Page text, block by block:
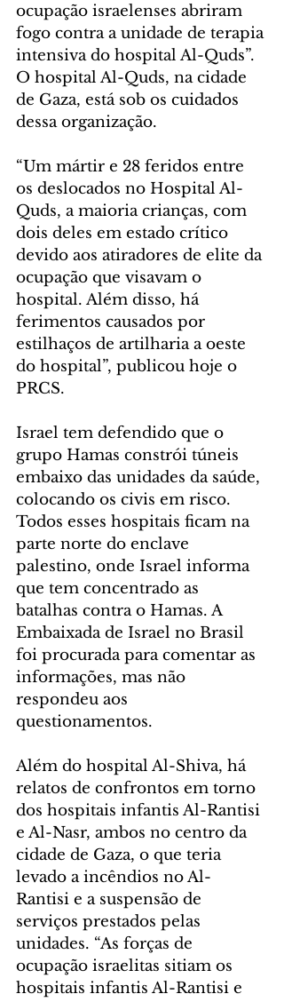
ocupação israelenses abriram
fogo contra a unidade de terapia
intensiva do hospital Al-Quds”.
O hospital Al-Quds, na cidade
de Gaza, está sob os cuidados
dessa organização.
“Um mártir e 28 feridos entre
os deslocados no Hospital Al-
Quds, a maioria crianças, com
dois deles em estado crítico
devido aos atiradores de elite da
ocupação que visavam o
hospital. Além disso, há
ferimentos causados ​​por
estilhaços de artilharia a oeste
do hospital”, publicou hoje o
PRCS.
Israel tem defendido que o
grupo Hamas constrói túneis
embaixo das unidades da saúde,
colocando os civis em risco.
Todos esses hospitais ficam na
parte norte do enclave
palestino, onde Israel informa
que tem concentrado as
batalhas contra o Hamas. A
Embaixada de Israel no Brasil
foi procurada para comentar as
informações, mas não
respondeu aos
questionamentos.
Além do hospital Al-Shiva, há
relatos de confrontos em torno
dos hospitais infantis Al-Rantisi
e Al-Nasr, ambos no centro da
cidade de Gaza, o que teria
levado a incêndios no Al-
Rantisi e a suspensão de
serviços prestados pelas
unidades. “As forças de
ocupação israelitas sitiam os
hospitais infantis Al-Rantisi e